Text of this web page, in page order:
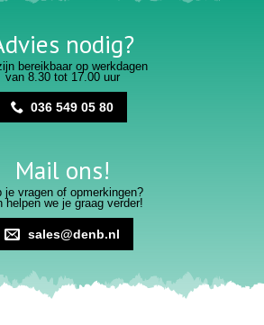
nodig?
bereikbaar op werkdagen
van 8.30 tot 17.00 uur
036 549 05 80
Mail ons!
je vragen of opmerkingen?
helpen we je graag verder!
sales@denb.nl